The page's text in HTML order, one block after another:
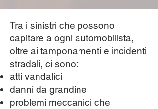
Tra i sinistri che possono
capitare a ogni automobilista,
oltre ai tamponamenti e incidenti
stradali, ci sono:
atti vandalici
danni da grandine
problemi meccanici che